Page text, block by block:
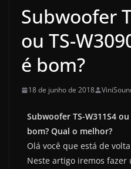
Subwoofer
ou TS-
é bom?
18 de junho de 2018
Subwoofer TS-W311S4
bom? Qual o melhor?
Olá você que está de
Neste artigo iremos fazer